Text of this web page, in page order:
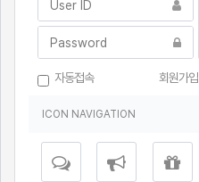
자동접속 회원가입
ICON NAVIGATION